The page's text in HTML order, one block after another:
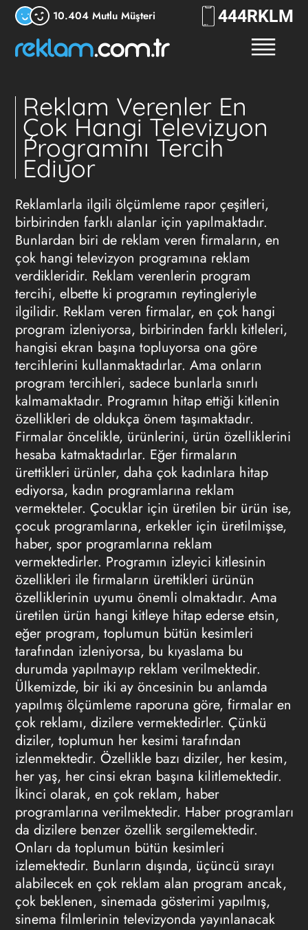
10.404 Mutlu Müşteri 444RKLM
Reklam Verenler En
Çok Hangi Televizyon
Programını Tercih
Ediyor
Reklamlarla ilgili ölçümleme rapor çeşitleri,
birbirinden farklı alanlar için yapılmaktadır.
Bunlardan biri de reklam veren firmaların, en
çok hangi televizyon programına reklam
verdikleridir. Reklam verenlerin program
tercihi, elbette ki programın reytingleriyle
ilgilidir. Reklam veren firmalar, en çok hangi
program izleniyorsa, birbirinden farklı kitleleri,
hangisi ekran başına topluyorsa ona göre
tercihlerini kullanmaktadırlar. Ama onların
program tercihleri, sadece bunlarla sınırlı
kalmamaktadır. Programın hitap ettiği kitlenin
özellikleri de oldukça önem taşımaktadır.
Firmalar öncelikle, ürünlerini, ürün özelliklerini
hesaba katmaktadırlar. Eğer firmaların
ürettikleri ürünler, daha çok kadınlara hitap
ediyorsa, kadın programlarına reklam
vermekteler. Çocuklar için üretilen bir ürün ise,
çocuk programlarına, erkekler için üretilmişse,
haber, spor programlarına reklam
vermektedirler. Programın izleyici kitlesinin
özellikleri ile firmaların ürettikleri ürünün
özelliklerinin uyumu önemli olmaktadır. Ama
üretilen ürün hangi kitleye hitap ederse etsin,
eğer program, toplumun bütün kesimleri
tarafından izleniyorsa, bu kıyaslama bu
durumda yapılmayıp reklam verilmektedir.
Ülkemizde, bir iki ay öncesinin bu anlamda
yapılmış ölçümleme raporuna göre, firmalar en
çok reklamı, dizilere vermektedirler. Çünkü
diziler, toplumun her kesimi tarafından
izlenmektedir. Özellikle bazı diziler, her kesim,
her yaş, her cinsi ekran başına kilitlemektedir.
İkinci olarak, en çok reklam, haber
programlarına verilmektedir. Haber programları
da dizilere benzer özellik sergilemektedir.
Onları da toplumun bütün kesimleri
izlemektedir. Bunların dışında, üçüncü sırayı
alabilecek en çok reklam alan program ancak,
çok beklenen, sinemada gösterimi yapılmış,
sinema filmlerinin televizyonda yayınlanacak